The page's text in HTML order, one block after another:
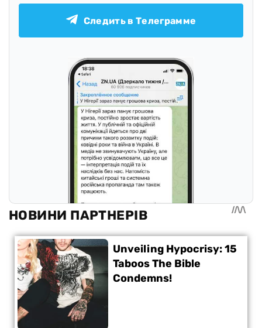
Следить в Телеграмме